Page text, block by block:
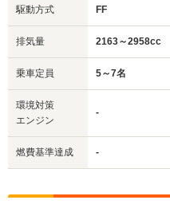
駆動方式 FF
排気量 2163～2958cc
乗車定員 5～7名
環境対策
エンジン
-
燃費基準達成 -